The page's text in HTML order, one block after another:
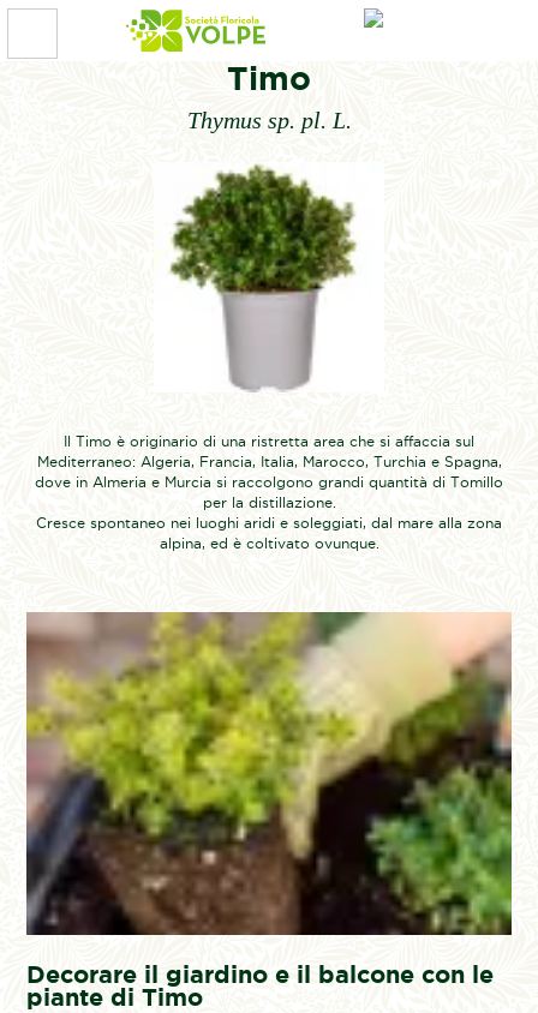
Timo
Thymus sp. pl. L.
Il Timo è originario di una ristretta area che si affaccia sul
Mediterraneo: Algeria, Francia, Italia, Marocco, Turchia e Spagna,
dove in Almeria e Murcia si raccolgono grandi quantità di Tomillo
per la distillazione.
Cresce spontaneo nei luoghi aridi e soleggiati, dal mare alla zona
alpina, ed è coltivato ovunque.
Decorare il giardino e il balcone con le
piante di Timo